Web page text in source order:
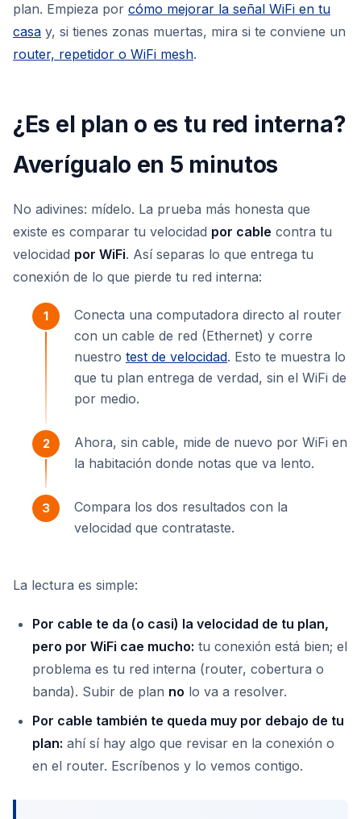
plan. Empieza por cómo mejorar la señal WiFi en tu
casa y, si tienes zonas muertas, mira si te conviene un
router, repetidor o WiFi mesh.
¿Es el plan o es tu red interna?
Averígualo en 5 minutos
No adivines: mídelo. La prueba más honesta que
existe es comparar tu velocidad por cable contra tu
velocidad por WiFi. Así separas lo que entrega tu
conexión de lo que pierde tu red interna:
Conecta una computadora directo al router
con un cable de red (Ethernet) y corre
nuestro test de velocidad. Esto te muestra lo
que tu plan entrega de verdad, sin el WiFi de
por medio.
Ahora, sin cable, mide de nuevo por WiFi en
la habitación donde notas que va lento.
Compara los dos resultados con la
velocidad que contrataste.
La lectura es simple:
Por cable te da (o casi) la velocidad de tu plan,
pero por WiFi cae mucho: tu conexión está bien; el
problema es tu red interna (router, cobertura o
banda). Subir de plan no lo va a resolver.
Por cable también te queda muy por debajo de tu
plan: ahí sí hay algo que revisar en la conexión o
en el router. Escríbenos y lo vemos contigo.